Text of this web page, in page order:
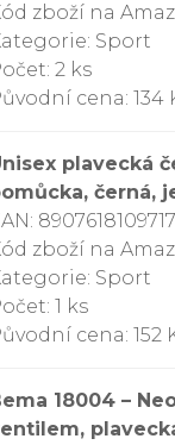
zboží na
Sport
2 ks
cena: 134
plavecká
černá,
8907618109717
zboží na
Sport
1 ks
cena: 152
18004 –